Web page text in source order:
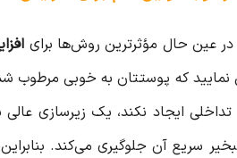
عین حال مؤثرترین روش‌ها برای
که پوستتان به خوبی مرطوب
تداخلی ایجاد نکند، یک زیرسازی
تبخیر سریع آن جلوگیری می‌کند.